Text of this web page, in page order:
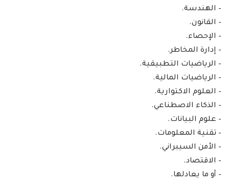
– الهندسة.
– القانون.
– الإحصاء.
– إدارة المخاطر.
– الرياضيات التطبيقية.
– الرياضيات المالية.
– العلوم الاكتوارية.
– الذكاء الاصطناعي.
– علوم البيانات.
– تقنية المعلومات.
– الأمن السيبراني.
– الاقتصاد.
– أو ما يعادلها.